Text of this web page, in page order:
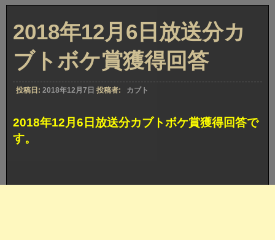
2018年12月6日放送分カ
ブトボケ賞獲得回答
投稿日: 2018年12月7日 投稿者: カブト
2018年12月6日放送分カブトボケ賞獲得回答で
す。